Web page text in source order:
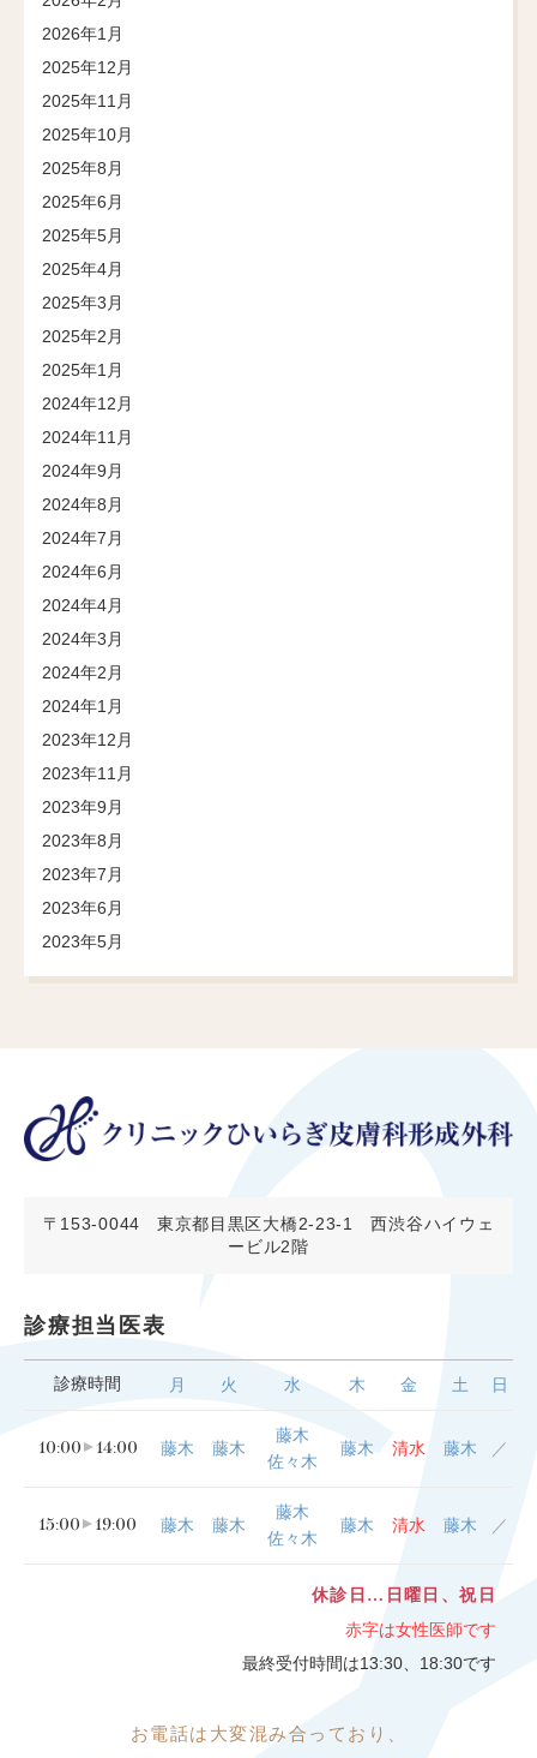
2026年1月
2025年12月
2025年11月
2025年10月
2025年8月
2025年6月
2025年5月
2025年4月
2025年3月
2025年2月
2025年1月
2024年12月
2024年11月
2024年9月
2024年8月
2024年7月
2024年6月
2024年4月
2024年3月
2024年2月
2024年1月
2023年12月
2023年11月
2023年9月
2023年8月
2023年7月
2023年6月
2023年5月
〒153-0044
東京都目黒区大橋2-23-1 西渋谷ハイウェ
ービル2階
診療担当医表
診療時間 月 火 水 木 金 土 日
10:00 14:00 藤木 藤木
藤木
佐々木
藤木 清水 藤木 ／
15:00 19:00 藤木 藤木
藤木
佐々木
藤木 清水 藤木 ／
休診日…日曜日、祝日
赤字は女性医師です
最終受付時間は13:30、18:30です
お電話は大変混み合っており、